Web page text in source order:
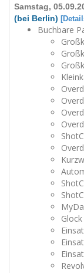
Samstag,
(bei Berlin)
Buchbare